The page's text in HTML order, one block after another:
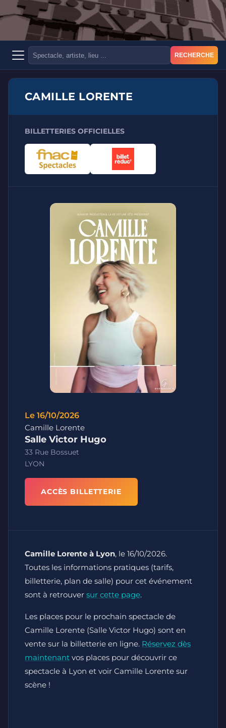
RECHERCHE
CAMILLE LORENTE
BILLETTERIES OFFICIELLES
Le 16/10/2026
Camille Lorente
Salle Victor Hugo
33 Rue Bossuet
LYON
ACCÈS BILLETTERIE
Camille Lorente à Lyon, le 16/10/2026.
Toutes les informations pratiques (tarifs,
billetterie, plan de salle) pour cet événement
sont à retrouver sur cette page.
Les places pour le prochain spectacle de
Camille Lorente (Salle Victor Hugo) sont en
vente sur la billetterie en ligne. Réservez dès
maintenant vos places pour découvrir ce
spectacle à Lyon et voir Camille Lorente sur
scène !